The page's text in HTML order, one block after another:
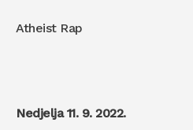
Atheist Rap
Nedjelja 11. 9. 2022.